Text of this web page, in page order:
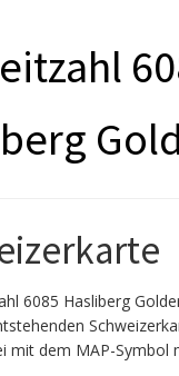
6085 Hasliberg
mit dem MAP-Symbol